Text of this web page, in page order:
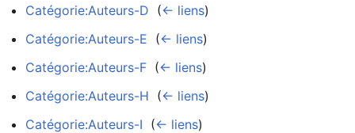
Catégorie:Auteurs-D (← liens)
Catégorie:Auteurs-E (← liens)
Catégorie:Auteurs-F (← liens)
Catégorie:Auteurs-H (← liens)
Catégorie:Auteurs-I (← liens)